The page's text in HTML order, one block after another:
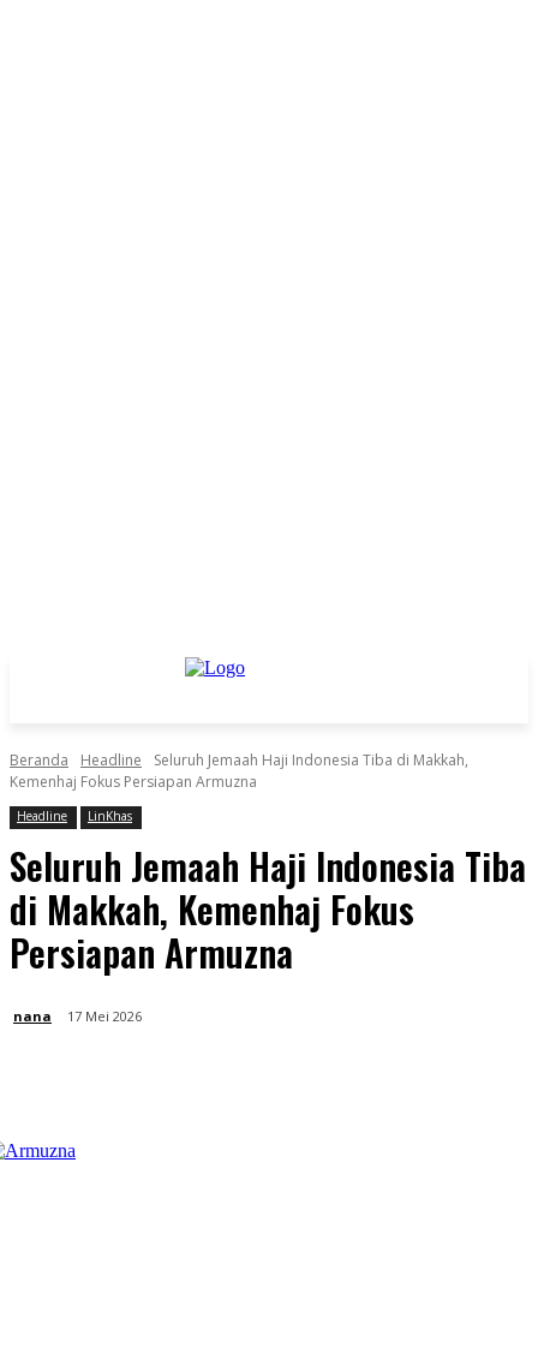
Beranda Headline
Seluruh Jemaah Haji Indonesia Tiba di Makkah,
Kemenhaj Fokus Persiapan Armuzna
Headline LinKhas
Seluruh Jemaah Haji Indonesia Tiba
di Makkah, Kemenhaj Fokus
Persiapan Armuzna
nana 17 Mei 2026